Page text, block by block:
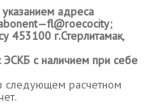
адреса
—fl@roecocity;
453100 г.Стерлитамак,
с наличием при себе
следующем расчетном